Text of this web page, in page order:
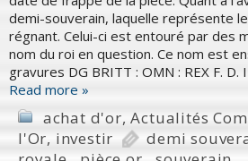
demi-souverain, laquelle représente
régnant. Celui-ci est entouré par des
nom du roi en question. Ce nom est
gravures DG BRITT : OMN : REX F. D.
Read more »
achat d'or,Actualités
l'Or, investir demi